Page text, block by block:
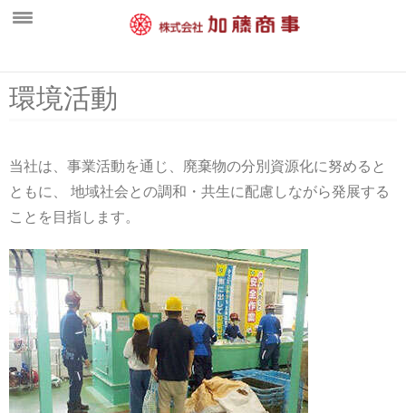
新着情報
営業案内
一般廃棄物部門
水処理施設・維持管理部門
産業廃棄物部門
環境活動
採用情報
環境活動
当社は、事業活動を通じ、廃棄物の分別資源化に努めると
ともに、 地域社会との調和・共生に配慮しながら発展する
ことを目指します。